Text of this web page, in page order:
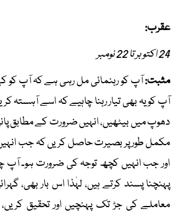
عقرب:
24 اکتوبر تا 22 نومبر
مثبت:آپ کو رہنمائی مل رہی ہے کہ آپ کو
آپ کو یہ بھی تیار رہنا چاہیے کہ اسے آہستہ
دھوپ میں بیٹھیں، انہیں ضرورت کے مطابق
مکمل طور پر بصیرت حاصل کریں کہ جب
اور جب انہیں کچھ توجہ کی ضرورت ہو۔ آپ
پہنچنا پسند کرتے ہیں، لہٰذا اس بار بھی،
معاملے کی جڑ تک پہنچیں اور تحقیق